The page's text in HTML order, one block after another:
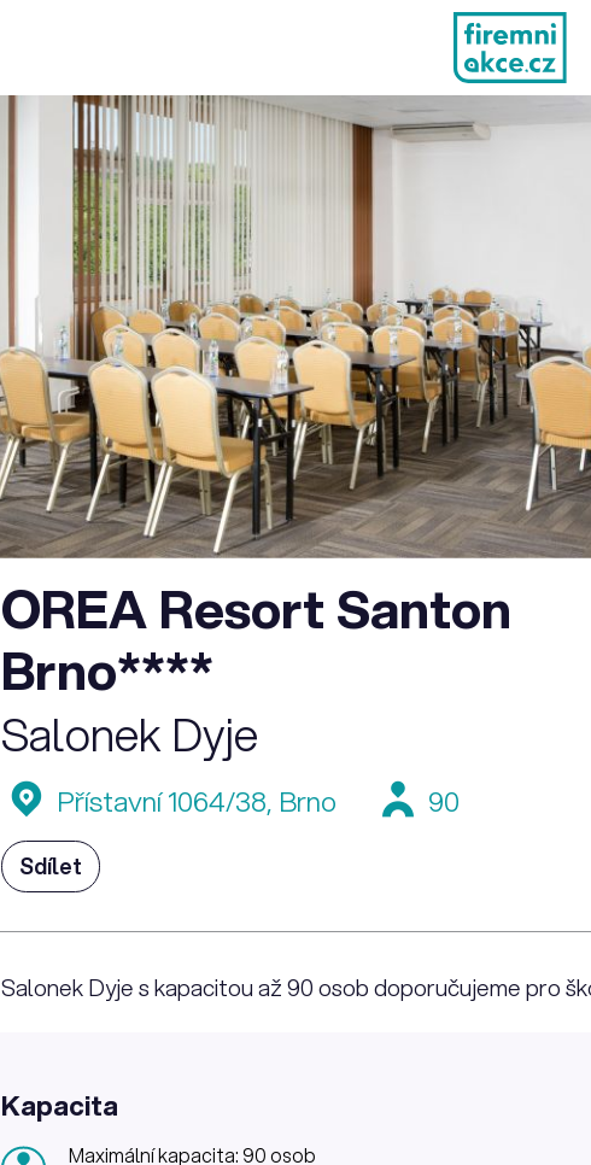
OREA Resort Santon
Brno****
Salonek Dyje
Přístavní 1064/38, Brno 90
Sdílet
Salonek Dyje s kapacitou až 90 osob doporučujeme pro
Kapacita
Maximální kapacita: 90 osob